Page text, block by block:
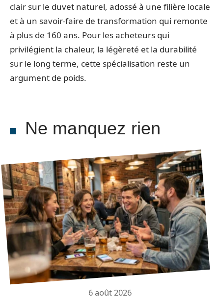
clair sur le duvet naturel, adossé à une filière locale
et à un savoir-faire de transformation qui remonte
à plus de 160 ans. Pour les acheteurs qui
privilégient la chaleur, la légèreté et la durabilité
sur le long terme, cette spécialisation reste un
argument de poids.
Ne manquez rien
6 août 2026